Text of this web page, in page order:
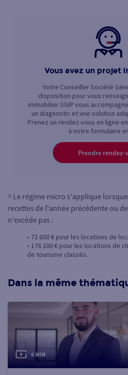
Vous avez un projet
Votre Conseiller Société
disposition pour vous
immobilier SGIP vous
un diagnostic et une solution
Prenez un rendez-vous en ligne
à notre formulaire
Prendre rendez-
(1) Le régime micro s'applique
recettes de l'année précédente ou
n'excède pas :
• 72 600 € pour les locations de
• 176 200 € pour les locations de
de tourisme classés.
Dans la même
6 MIN